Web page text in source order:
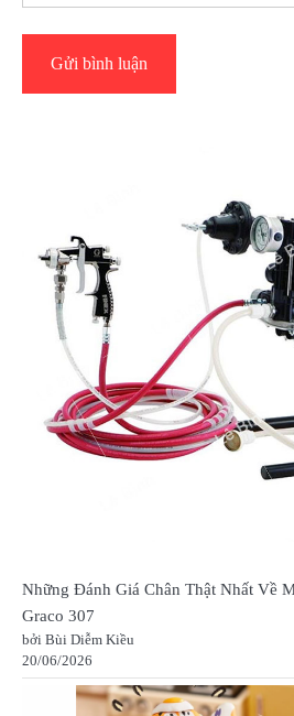
Những Đánh Giá Chân Thật Nhất Về
Graco 307
bởi Bùi Diễm Kiều
20/06/2026